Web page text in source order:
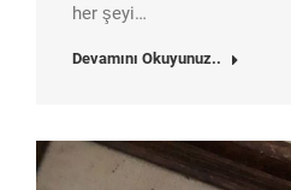
her şeyi…
Devamını Okuyunuz..